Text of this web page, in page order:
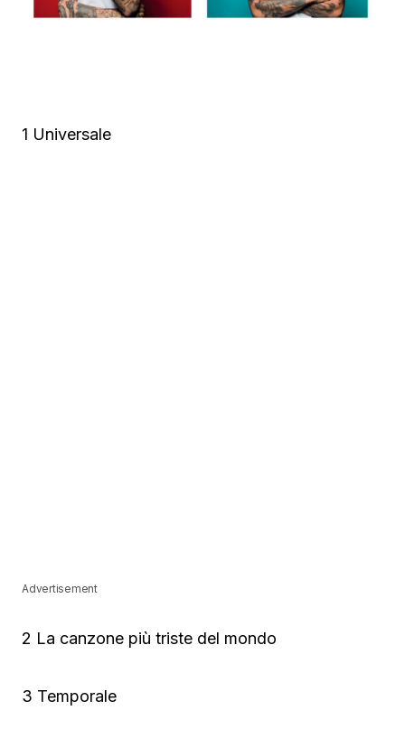
1 Universale
Advertisement
2 La canzone più triste del mondo
3 Temporale